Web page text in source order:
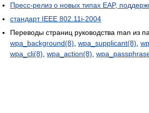
Пресс-релиз о новых типах EAP,
стандарт IEEE 802.11i-2004
Переводы страниц руководства man из
wpa_background(8) wpa_supplicant(8)
wpa_cli(8) wpa_action(8)